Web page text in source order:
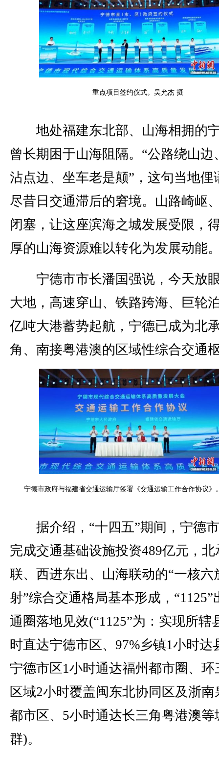
重点项目签约仪式。吴允杰 摄
地处福建东北部、山海相拥的
曾长期困于山海阻隔。“公路绕山边
沾点边、坐车老是颠”，这句当地俚
尽昔日交通滞后的窘境。山路崎岖
闭塞，让这座滨海之城发展受限，
厚的山海资源难以转化为发展动能
宁德市市长潘国强说，今天放
大地，高速穿山、铁路跨海、巨轮
亿吨大港蓄势起航，宁德已成为北
角、南接粤港澳的区域性综合交通
宁德市政府与福建省交通运输厅签署《交通运输工作合作协议》
据介绍，“十四五”期间，宁德
完成交通基础设施投资489亿元，北
联、西进东出、山海联动的“一核六
射”综合交通格局基本形成，“1125”
通圈落地见效(“1125”为：实现所辖
时直达宁德市区、97%乡镇1小时达
宁德市区1小时通达福州都市圈、环
区域2小时覆盖闽东北协同区及浙南
都市区、5小时通达长三角粤港澳等
群)。